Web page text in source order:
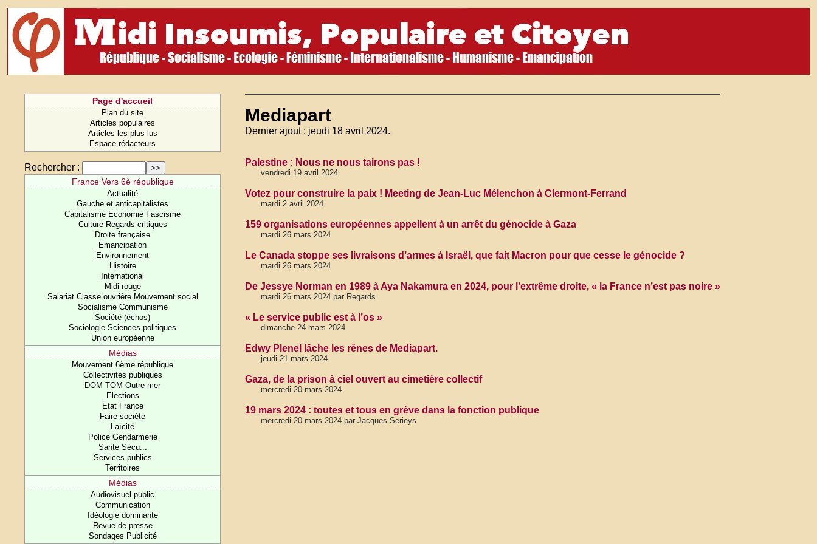
Page d'accueil
Plan du site
Articles populaires
Articles les plus lus
Espace rédacteurs
Rechercher :
France Vers 6è république
Actualité
Gauche et anticapitalistes
Capitalisme Economie Fascisme
Culture Regards critiques
Droite française
Emancipation
Environnement
Histoire
International
Midi rouge
Salariat Classe ouvrière Mouvement social
Socialisme Communisme
Société (échos)
Sociologie Sciences politiques
Union européenne
Médias
Mouvement 6ème république
Collectivités publiques
DOM TOM Outre-mer
Elections
Etat France
Faire société
Laïcité
Police Gendarmerie
Santé Sécu...
Services publics
Territoires
Médias
Audiovisuel public
Communication
Idéologie dominante
Revue de presse
Sondages Publicité
Mediapart
Dernier ajout : jeudi 18 avril 2024.
Palestine : Nous ne nous tairons pas !
vendredi 19 avril 2024
Votez pour construire la paix ! Meeting de Jean-Luc Mélenchon à Clermont-Ferrand
mardi 2 avril 2024
159 organisations européennes appellent à un arrêt du génocide à Gaza
mardi 26 mars 2024
Le Canada stoppe ses livraisons d’armes à Israël, que fait Macron pour que cesse le génocide ?
mardi 26 mars 2024
De Jessye Norman en 1989 à Aya Nakamura en 2024, pour l’extrême droite, « la France n’est pas noire »
mardi 26 mars 2024 par Regards
« Le service public est à l’os »
dimanche 24 mars 2024
Edwy Plenel lâche les rênes de Mediapart.
jeudi 21 mars 2024
Gaza, de la prison à ciel ouvert au cimetière collectif
mercredi 20 mars 2024
19 mars 2024 : toutes et tous en grève dans la fonction publique
mercredi 20 mars 2024 par Jacques Serieys